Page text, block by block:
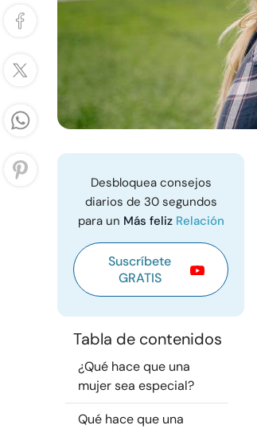
Desbloquea consejos
diarios de 30 segundos
para un Más feliz Relación
Suscríbete
GRATIS
Tabla de contenidos
¿Qué hace que una
mujer sea especial?
Qué hace que una